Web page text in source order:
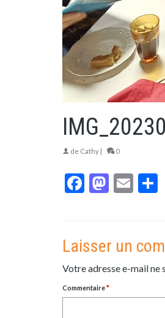
de Cathy | 0
Facebook
Laisser un
Votre adresse e-mail ne
Commentaire*